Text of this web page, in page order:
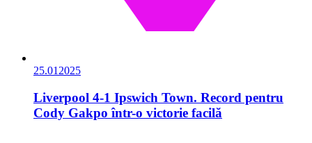
25.01 2025
Liverpool 4-1 Ipswich Town. Record pentru
Cody Gakpo într-o victorie facilă